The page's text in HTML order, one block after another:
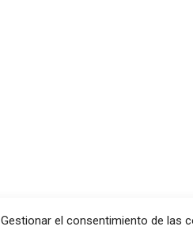
Gestionar el consentimiento de las